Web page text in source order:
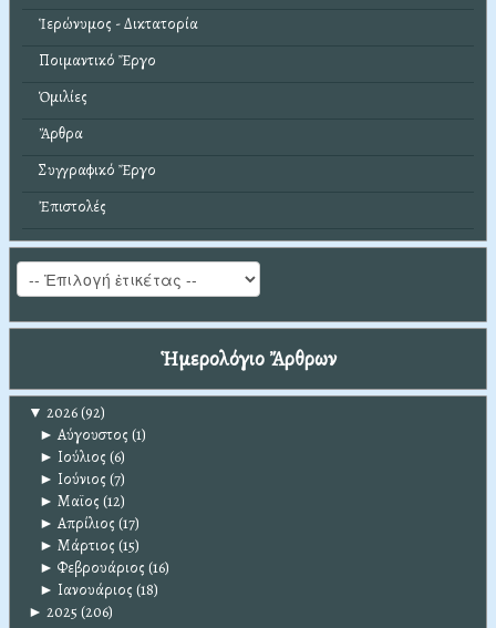
Ἱερώνυμος - Δικτατορία
Ποιμαντικό Ἔργο
Ὁμιλίες
Ἄρθρα
Συγγραφικό Ἔργο
Ἐπιστολές
Ἡμερολόγιο Ἄρθρων
▼ 2026(92)
► Αύγουστος (1)
► Ιούλιος (6)
► Ιούνιος (7)
► Μαϊος (12)
► Απρίλιος (17)
► Μάρτιος (15)
► Φεβρουάριος (16)
► Ιανουάριος (18)
► 2025 (206)